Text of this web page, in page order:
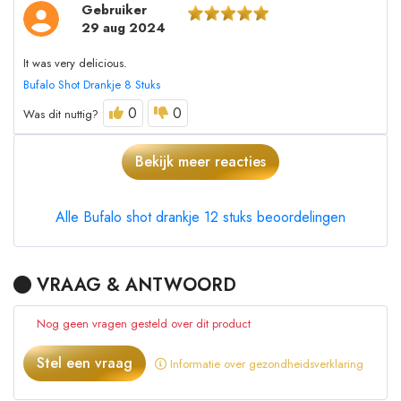
Gebruiker
29 aug 2024
It was very delicious.
Bufalo Shot Drankje 8 Stuks
Was dit nuttig?
0 0
Bekijk meer reacties
Alle Bufalo shot drankje 12 stuks beoordelingen
VRAAG & ANTWOORD
Nog geen vragen gesteld over dit product
Stel een vraag Informatie over gezondheidsverklaring